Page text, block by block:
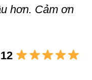
hơn. Cảm ơn